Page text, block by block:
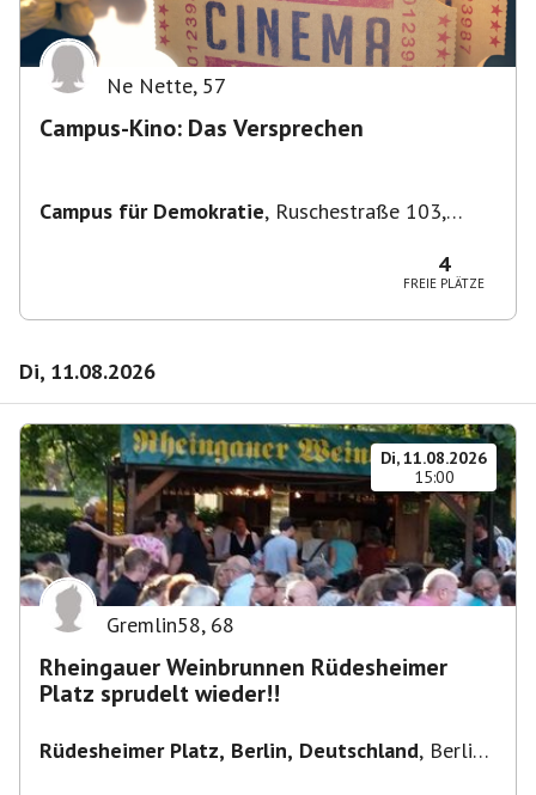
Ne Nette, 57
Campus-Kino: Das Versprechen
Campus für Demokratie, Ruschestraße 103,
4
FREIE PLÄTZE
Di, 11.08.2026
Di, 11.08.2026
15:00
Gremlin58, 68
Rheingauer Weinbrunnen Rüdesheimer
Platz sprudelt wieder!!
Rüdesheimer Platz, Berlin, Deutschland, Berlin-